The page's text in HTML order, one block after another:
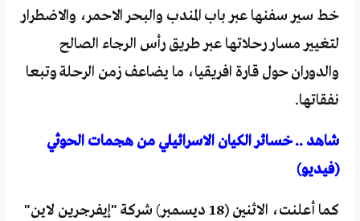
خط سير سفنها عبر باب المندب والبحر الاحمر، والاضطرار
لتغيير مسار رحلاتها عبر طريق رأس الرجاء الصالح
والدوران حول قارة افريقيا، ما يضاعف زمن الرحلة وتبعا
نفقاتها.
شاهد .. خسائر الكيان الاسرائيلي من هجمات الحوثي
(فيديو)
كما أعلنت، الاثنين (18 ديسمبر) شركة "إيفرجرين لاين"